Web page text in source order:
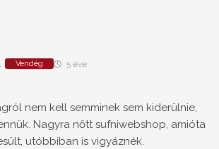
Vendég 5 éve
nem kell semminek sem kiderülnie,
Nagyra nőtt sufniwebshop, amióta
utóbbiban is vigyáznék.